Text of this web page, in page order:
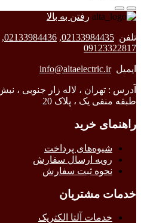
رفتن به بالا
تلفن 02133984435
,
02133984436
,
09123322817
ایمیلinfo@altaelectric.ir
آدرس : تهران ، لاله زار جنوبی ،
طبقه منفی یک ، پلاک 20
راهنمای خرید
شیوه‌های پرداخت
رویه ارسال سفارش
نحوه ثبت سفارش
خدمات مشتریان
خدمات آلتا الکتریک